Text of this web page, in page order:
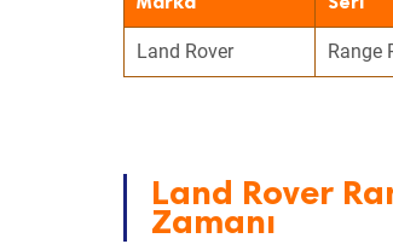
Land Rover Range
Land Rover
Zamanı